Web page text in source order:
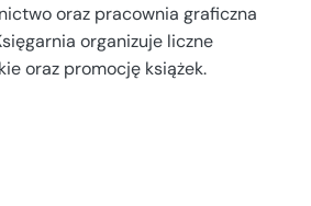
oraz pracownia graficzna
organizuje liczne
oraz promocję książek.